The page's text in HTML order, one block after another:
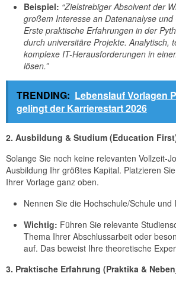
Beispiel: “Zielstrebiger Absolvent der
großem Interesse an Datenanalyse und
Erste praktische Erfahrungen in der
durch universitäre Projekte. Analytisch,
komplexe IT-Herausforderungen in
lösen.”
TRENDING: Lebenslauf Vorlagen
gelingt der Karrierestart 2026
2. Ausbildung & Studium (Education
Solange Sie noch keine relevanten Vollzeit-
Ausbildung Ihr größtes Kapital. Platzieren
Ihrer Vorlage ganz oben.
Nennen Sie die Hochschule/Schule und
Wichtig: Führen Sie relevante
Thema Ihrer Abschlussarbeit oder
auf. Das beweist Ihre theoretische
3. Praktische Erfahrung (Praktika &